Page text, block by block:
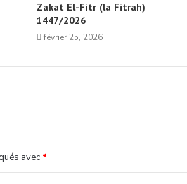
Zakat El-Fitr (la Fitrah)
1447/2026
février 25, 2026
avec *